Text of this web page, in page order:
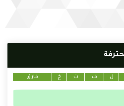
ل ف ت خ فارق